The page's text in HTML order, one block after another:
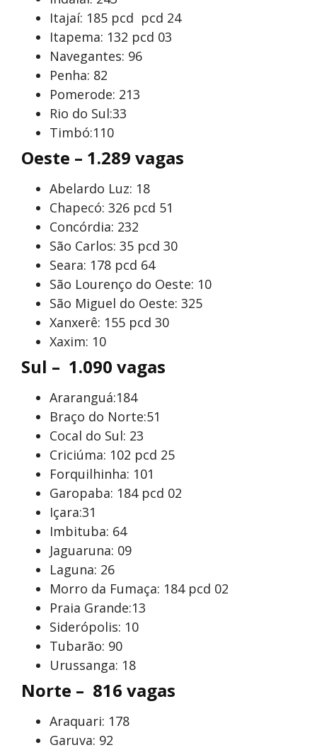
Itajaí: 185 pcd pcd 24
Itapema: 132 pcd 03
Navegantes: 96
Penha: 82
Pomerode: 213
Rio do Sul:33
Timbó:110
Oeste – 1.289 vagas
Abelardo Luz: 18
Chapecó: 326 pcd 51
Concórdia: 232
São Carlos: 35 pcd 30
Seara: 178 pcd 64
São Lourenço do Oeste: 10
São Miguel do Oeste: 325
Xanxerê: 155 pcd 30
Xaxim: 10
Sul – 1.090 vagas
Araranguá:184
Braço do Norte:51
Cocal do Sul: 23
Criciúma: 102 pcd 25
Forquilhinha: 101
Garopaba: 184 pcd 02
Içara:31
Imbituba: 64
Jaguaruna: 09
Laguna: 26
Morro da Fumaça: 184 pcd 02
Praia Grande:13
Siderópolis: 10
Tubarão: 90
Urussanga: 18
Norte – 816 vagas
Araquari: 178
Garuva: 92